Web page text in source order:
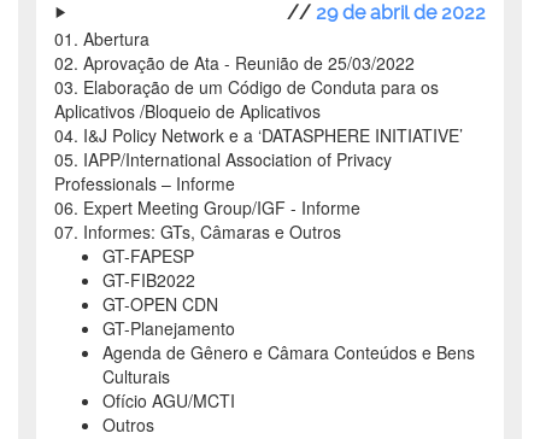
// 29 de abril de 2022
01. Abertura
02. Aprovação de Ata - Reunião de 25/03/2022
03. Elaboração de um Código de Conduta para os
Aplicativos /Bloqueio de Aplicativos
04. I&J Policy Network e a ‘DATASPHERE INITIATIVE’
05. IAPP/International Association of Privacy
Professionals – Informe
06. Expert Meeting Group/IGF - Informe
07. Informes: GTs, Câmaras e Outros
GT-FAPESP
GT-FIB2022
GT-OPEN CDN
GT-Planejamento
Agenda de Gênero e Câmara Conteúdos e Bens
Culturais
Ofício AGU/MCTI
Outros